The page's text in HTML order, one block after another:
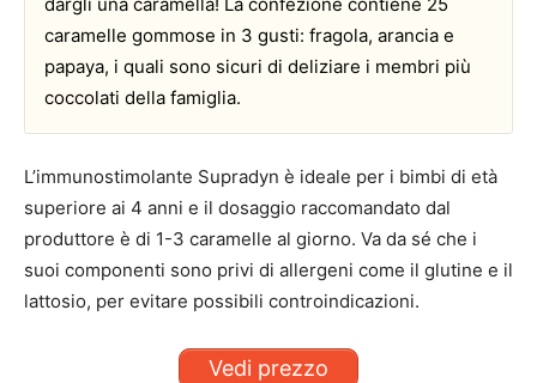
caramelle gommose in 3 gusti: fragola, arancia e
papaya, i quali sono sicuri di deliziare i membri più
coccolati della famiglia.
L’immunostimolante Supradyn è ideale per i bimbi di età
superiore ai 4 anni e il dosaggio raccomandato dal
produttore è di 1-3 caramelle al giorno. Va da sé che i
suoi componenti sono privi di allergeni come il glutine e il
lattosio, per evitare possibili controindicazioni.
Vedi prezzo